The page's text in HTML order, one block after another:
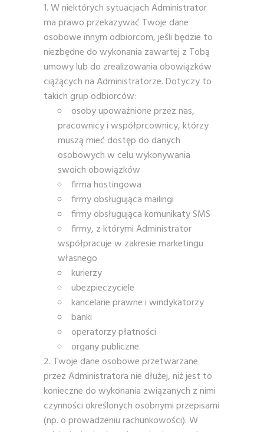
W niektórych sytuacjach Administrator
ma prawo przekazywać Twoje dane
osobowe innym odbiorcom, jeśli będzie to
niezbędne do wykonania zawartej z Tobą
umowy lub do zrealizowania obowiązków
ciążących na Administratorze. Dotyczy to
takich grup odbiorców:
osoby upoważnione przez nas,
pracownicy i współprcownicy, którzy
muszą mieć dostęp do danych
osobowych w celu wykonywania
swoich obowiązków
firma hostingowa
firmy obsługująca mailingi
firmy obsługująca komunikaty SMS
firmy, z którymi Administrator
współpracuje w zakresie marketingu
własnego
kurierzy
ubezpieczyciele
kancelarie prawne i windykatorzy
banki
operatorzy płatności
organy publiczne.
Twoje dane osobowe przetwarzane
przez Administratora nie dłużej, niż jest to
konieczne do wykonania związanych z nimi
czynności określonych osobnymi przepisami
(np. o prowadzeniu rachunkowości). W